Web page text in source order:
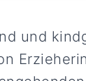
und